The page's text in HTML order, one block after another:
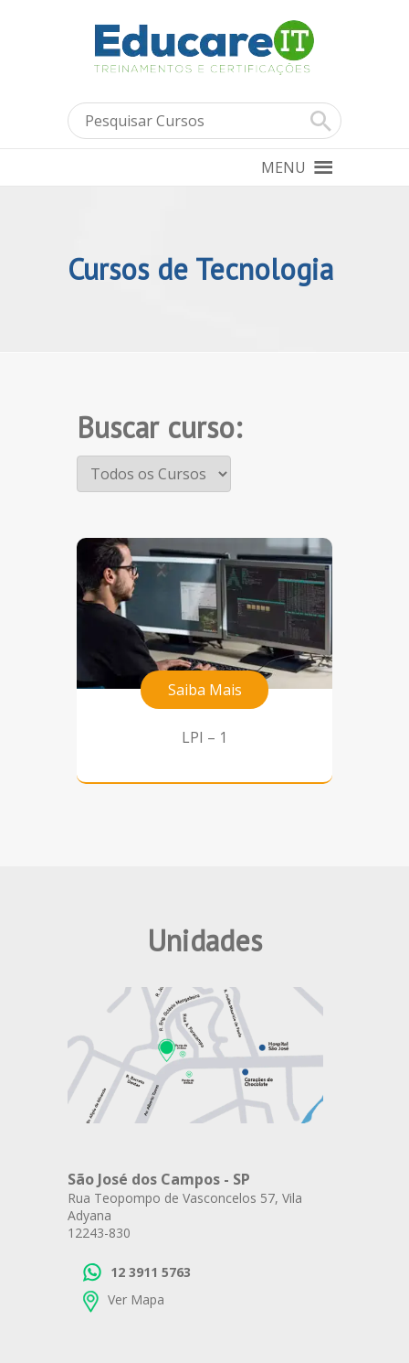
MENU
Cursos de Tecnologia
Buscar curso:
Saiba Mais
LPI – 1
Unidades
São José dos Campos - SP
Rua Teopompo de Vasconcelos 57, Vila
Adyana
12243-830
12 3911 5763
Ver Mapa